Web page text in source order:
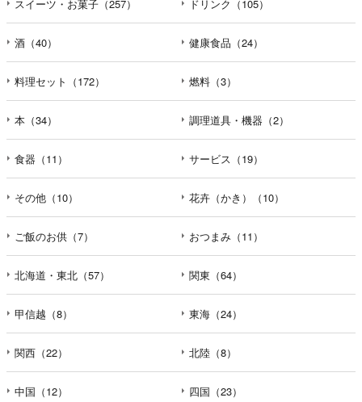
スイーツ・お菓子（257） ドリンク（105）
酒（40） 健康食品（24）
料理セット（172） 燃料（3）
本（34） 調理道具・機器（2）
食器（11） サービス（19）
その他（10） 花卉（かき）（10）
ご飯のお供（7） おつまみ（11）
北海道・東北（57） 関東（64）
甲信越（8） 東海（24）
関西（22） 北陸（8）
中国（12） 四国（23）